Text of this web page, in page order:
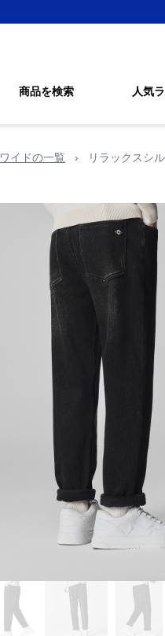
商品を検索 人気
ワイドの一覧 › リラックスシ